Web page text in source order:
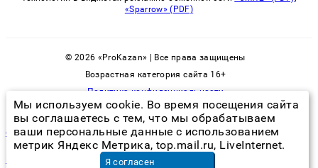
«Sparrow» (PDF)
© 2026 «ProKazan» | Все права защищены
Возрастная категория сайта 16+
Политика конфиденциальности
сколько людей живет в пушкино
перевозка домашних вещейв Новосибирске
Мы используем cookie. Во время посещения сайта
вы соглашаетесь с тем, что мы обрабатываем
ваши персональные данные с использованием
метрик Яндекс Метрика, top.mail.ru, LiveInternet.
Я согласен